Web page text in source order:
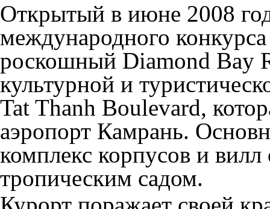
Открытый в июне 2008
международного
роскошный Diamond Bay
культурной и
Tat Thanh Boulevard,
аэропорт Камрань.
комплекс корпусов и
тропическим садом.